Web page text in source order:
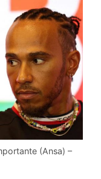
(Ansa) –